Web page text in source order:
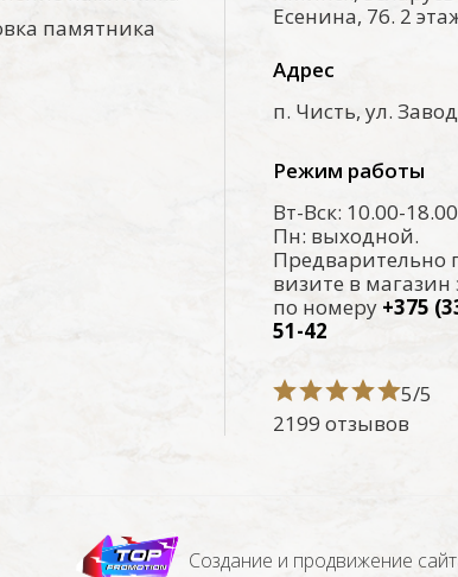
памятника
Есенина, 76. 2
Адрес
п. Чисть, ул.
Режим работы
Вт-Вск: 10.00-18.00
Пн: выходной.
Предварительно
визите в магазин
по номеру +375
51-42
5/5
2199 отзывов
Создание и продвижение